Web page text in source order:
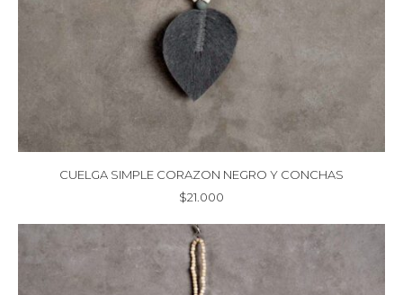
CUELGA SIMPLE CORAZON NEGRO Y CONCHAS
$21.000